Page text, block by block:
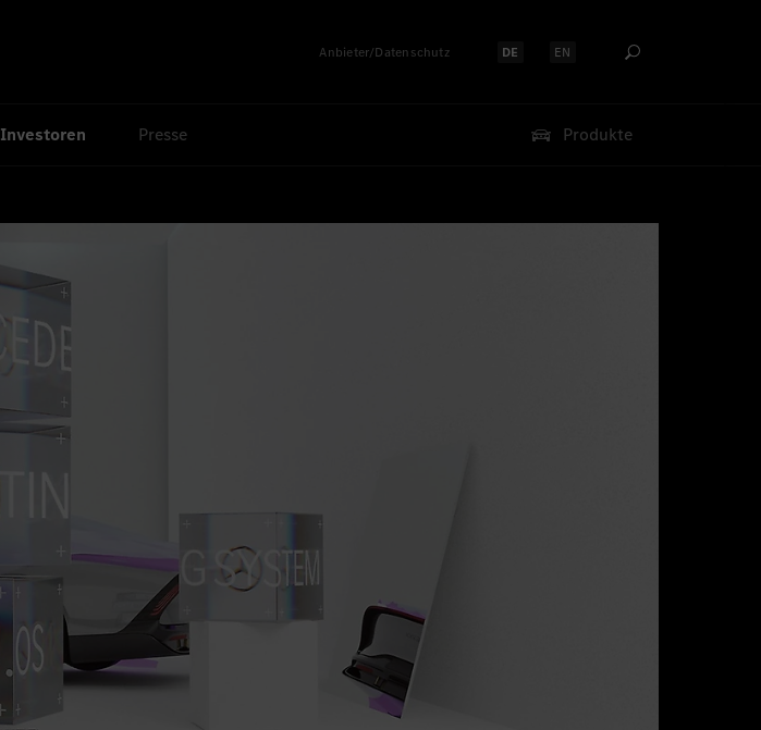
Anbieter/Datenschutz Sprache auswählen:
DE Sprache auswählen:
EN
Investoren Presse Produkte